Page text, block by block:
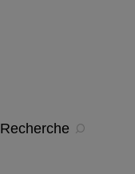
Recherche